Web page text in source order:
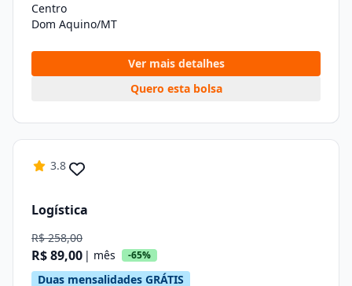
Centro
Dom Aquino/MT
Ver mais detalhes
Quero esta bolsa
3.8
Logística
R$ 258,00
R$ 89,00 | mês -65%
Duas mensalidades GRÁTIS